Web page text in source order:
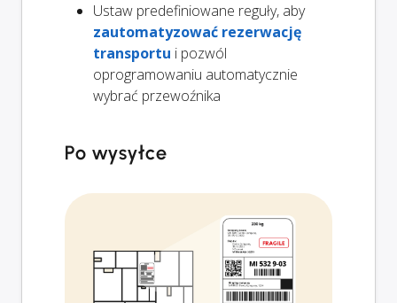
Ustaw predefiniowane reguły, aby
zautomatyzować rezerwację
transportu i pozwól
oprogramowaniu automatycznie
wybrać przewoźnika
Po wysyłce